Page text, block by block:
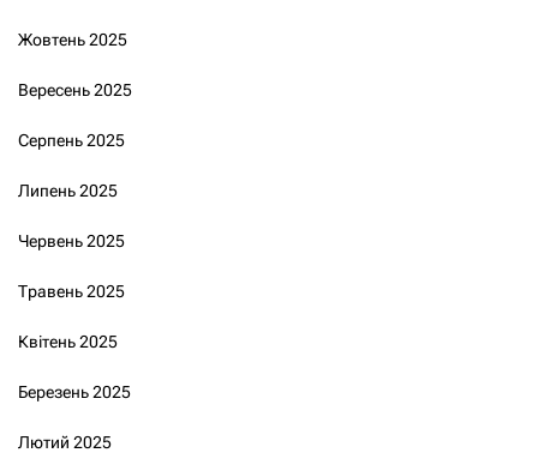
Жовтень 2025
Вересень 2025
Серпень 2025
Липень 2025
Червень 2025
Травень 2025
Квітень 2025
Березень 2025
Лютий 2025